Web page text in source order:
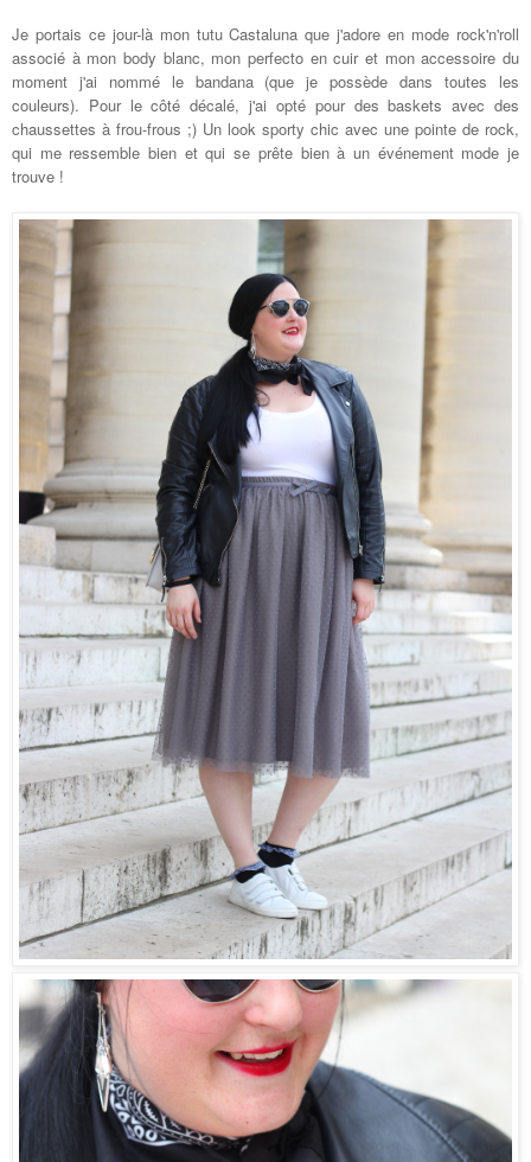
Je portais ce jour-là mon tutu Castaluna que j'adore en mode rock'n'roll
associé à mon body blanc, mon perfecto en cuir et mon accessoire du
moment j'ai nommé le bandana (que je possède dans toutes les
couleurs). Pour le côté décalé, j'ai opté pour des baskets avec des
chaussettes à frou-frous ;) Un look sporty chic avec une pointe de rock,
qui me ressemble bien et qui se prête bien à un événement mode je
trouve !